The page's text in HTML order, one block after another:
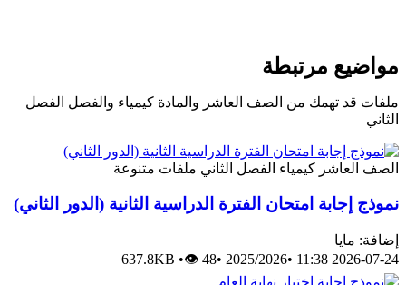
مواضيع مرتبطة
ملفات قد تهمك من الصف العاشر والمادة كيمياء والفصل الفصل
الثاني
الصف العاشر كيمياء الفصل الثاني ملفات متنوعة
نموذج إجابة امتحان الفترة الدراسية الثانية (الدور الثاني)
إضافة: مايا
2026-07-24 11:38
•
2025/2026
•
637.8KB •👁 48